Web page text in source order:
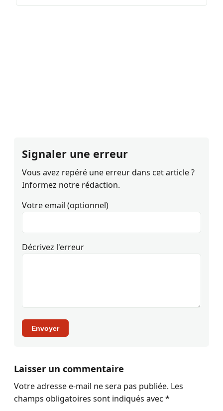
Signaler une erreur
Vous avez repéré une erreur dans cet article ?
Informez notre rédaction.
Votre email (optionnel)
Décrivez l'erreur
Envoyer
Laisser un commentaire
Votre adresse e-mail ne sera pas publiée. Les
champs obligatoires sont indiqués avec *